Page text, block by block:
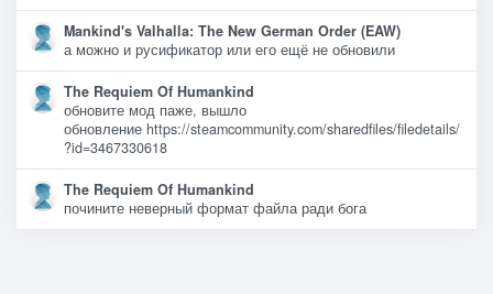
Mankind's Valhalla: The New German Order (EAW)
а можно и русификатор или его ещё не обновили
The Requiem Of Humankind
обновите мод паже, вышло
обновление https://steamcommunity.com/sharedfiles/filedetails/
?id=3467330618
The Requiem Of Humankind
почините неверный формат файла ради бога